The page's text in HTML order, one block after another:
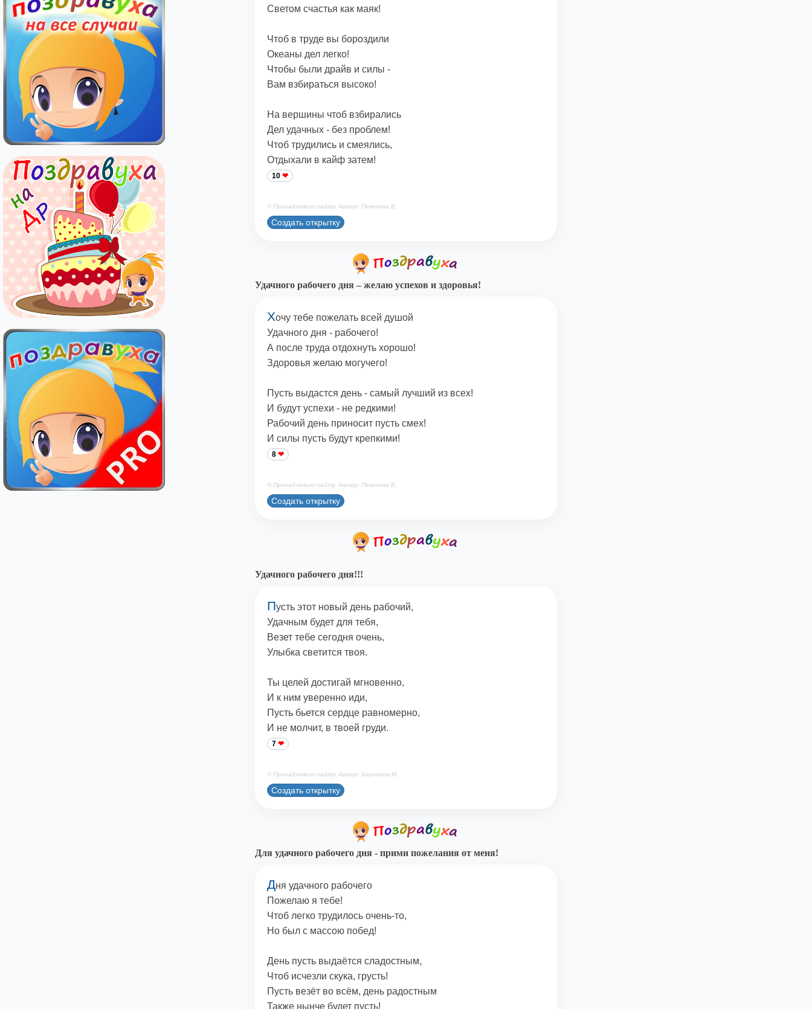
Светом счастья как маяк!
Чтоб в труде вы бороздили
Океаны дел легко!
Чтобы были драйв и силы -
Вам взбираться высоко!
На вершины чтоб взбирались
Дел удачных - без проблем!
Чтоб трудились и смеялись,
Отдыхали в кайф затем!
10
© Принадлежит сайту. Автор: Печенова В.
Создать открытку
Удачного рабочего дня – желаю успехов и здоровья!
Хочу тебе пожелать всей душой
Удачного дня - рабочего!
А после труда отдохнуть хорошо!
Здоровья желаю могучего!
Пусть выдастся день - самый лучший из всех!
И будут успехи - не редкими!
Рабочий день приносит пусть смех!
И силы пусть будут крепкими!
8
© Принадлежит сайту. Автор: Печенова В.
Создать открытку
Удачного рабочего дня!!!
Пусть этот новый день рабочий,
Удачным будет для тебя,
Везет тебе сегодня очень,
Улыбка светится твоя.
Ты целей достигай мгновенно,
И к ним уверенно иди,
Пусть бьется сердце равномерно,
И не молчит, в твоей груди.
7
© Принадлежит сайту. Автор: Берсанов М.
Создать открытку
Для удачного рабочего дня - прими пожелания от меня!
Дня удачного рабочего
Пожелаю я тебе!
Чтоб легко трудилось очень-то,
Но был с массою побед!
День пусть выдаётся сладостным,
Чтоб исчезли скука, грусть!
Пусть везёт во всём, день радостным
Также нынче будет пусть!